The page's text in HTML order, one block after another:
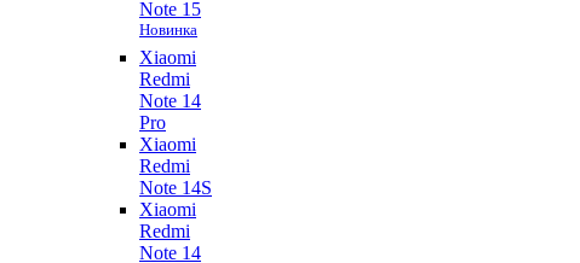
Note 15
Новинка
Xiaomi
Redmi
Note 14
Pro
Xiaomi
Redmi
Note 14S
Xiaomi
Redmi
Note 14